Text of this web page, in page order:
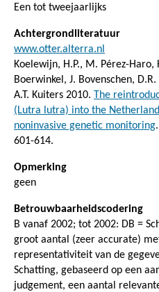
Een tot tweejaarlijks
Achtergrondliteratuur
www.otter.alterra.nl
Koelewijn, H.P., M. Pérez-Haro,
Boerwinkel, J. Bovenschen,
A.T. Kuiters 2010. The
(Lutra lutra) into the
noninvasive genetic monitoring
601-614.
Opmerking
geen
Betrouwbaarheidscodering
B vanaf 2002; tot 2002: DB =
groot aantal (zeer accurate)
representativiteit van de
Schatting, gebaseerd op een
judgement, een aantal